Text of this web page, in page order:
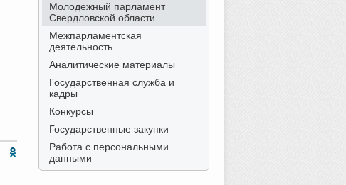
Молодежный парламент
Свердловской области
Межпарламентская
деятельность
Аналитические материалы
Государственная служба и
кадры
Конкурсы
Государственные закупки
Работа с персональными
данными